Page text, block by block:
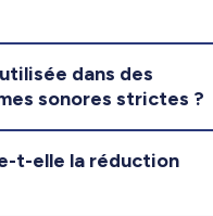
dans des
sonores strictes ?
t-elle la réduction